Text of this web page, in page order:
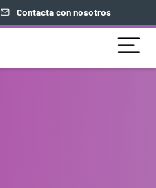
Contacta con nosotros